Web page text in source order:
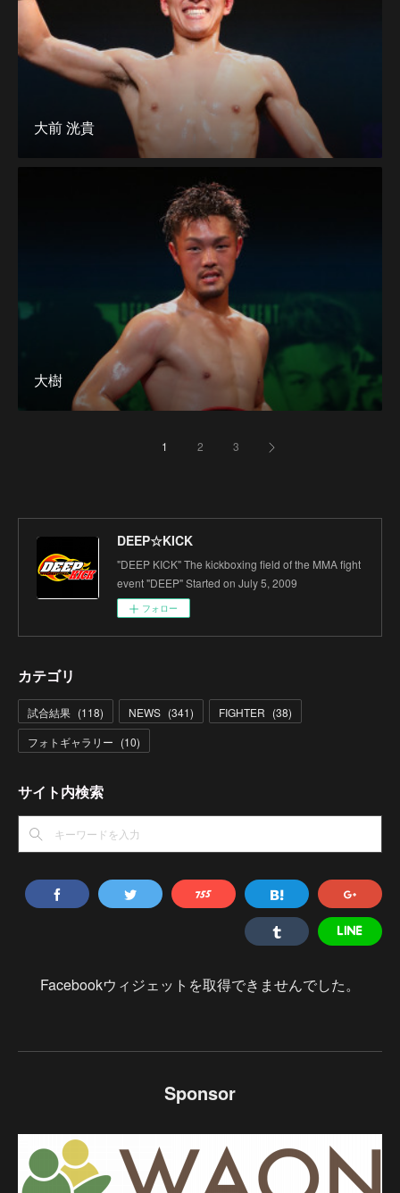
大前 洸貴
大樹
1 2 3
DEEP☆KICK
"DEEP KICK" The kickboxing field of the MMA fight
event "DEEP" Started on July 5, 2009
フォロー
カテゴリ
試合結果 (118) NEWS (341) FIGHTER (38)
フォトギャラリー (10)
サイト内検索
Facebookウィジェットを取得できませんでした。
Sponsor